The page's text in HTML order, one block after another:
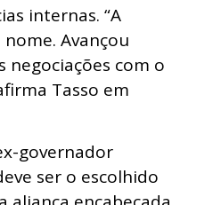
internas. “A
Avançou
negociações com o
Tasso em
governador
ser o escolhido